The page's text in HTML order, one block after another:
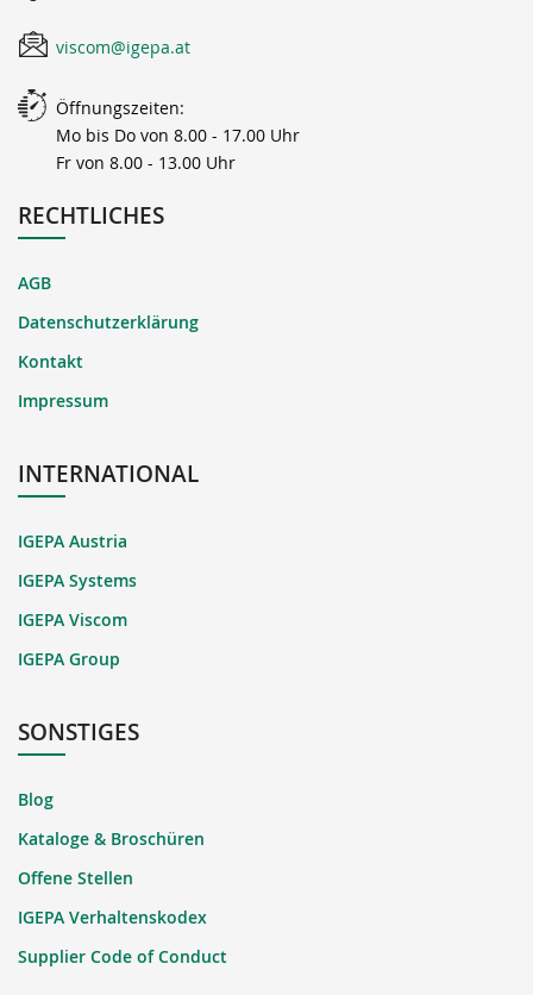
viscom@igepa.at
Öffnungszeiten:
Mo bis Do von 8.00 - 17.00 Uhr
Fr von 8.00 - 13.00 Uhr
RECHTLICHES
AGB
Datenschutzerklärung
Kontakt
Impressum
INTERNATIONAL
IGEPA Austria
IGEPA Systems
IGEPA Viscom
IGEPA Group
SONSTIGES
Blog
Kataloge & Broschüren
Offene Stellen
IGEPA Verhaltenskodex
Supplier Code of Conduct